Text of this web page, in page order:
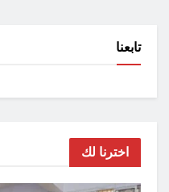
تابعنا
اخترنا لك